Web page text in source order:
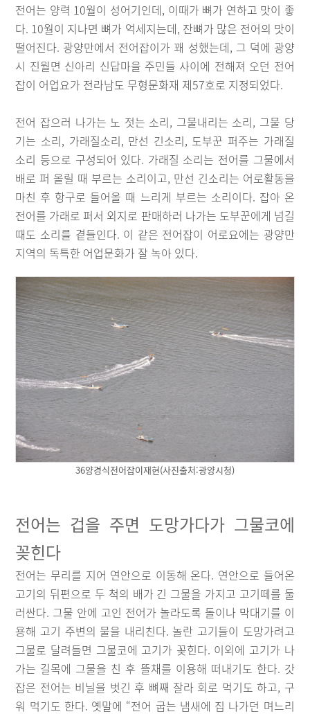
전어는 양력 10월이 성어기인데, 이때가 뼈가 연하고 맛이 좋
다. 10월이 지나면 뼈가 억세지는데, 잔뼈가 많은 전어의 맛이
떨어진다. 광양만에서 전어잡이가 꽤 성했는데, 그 덕에 광양
시 진월면 신아리 신답마을 주민들 사이에 전해져 오던 전어
잡이 어업요가 전라남도 무형문화재 제57호로 지정되었다.
전어 잡으러 나가는 노 젓는 소리, 그물내리는 소리, 그물 당
기는 소리, 가래질소리, 만선 긴소리, 도부꾼 퍼주는 가래질
소리 등으로 구성되어 있다. 가래질 소리는 전어를 그물에서
배로 퍼 올릴 때 부르는 소리이고, 만선 긴소리는 어로활동을
마친 후 항구로 들어올 때 느리게 부르는 소리이다. 잡아 온
전어를 가래로 퍼서 외지로 판매하러 나가는 도부꾼에게 넘길
때도 소리를 곁들인다. 이 같은 전어잡이 어로요에는 광양만
지역의 독특한 어업문화가 잘 녹아 있다.
36양경식전어잡이재현(사진출처:광양시청)
전어는 겁을 주면 도망가다가 그물코에
꽂힌다
전어는 무리를 지어 연안으로 이동해 온다. 연안으로 들어온
고기의 뒤편으로 두 척의 배가 긴 그물을 가지고 고기떼를 둘
러싼다. 그물 안에 고인 전어가 놀라도록 돌이나 막대기를 이
용해 고기 주변의 물을 내리친다. 놀란 고기들이 도망가려고
그물로 달려들면 그물코에 고기가 꽂힌다. 이외에 고기가 나
가는 길목에 그물을 친 후 뜰채를 이용해 떠내기도 한다. 갓
잡은 전어는 비닐을 벗긴 후 뼈째 잘라 회로 먹기도 하고, 구
워 먹기도 한다. 옛말에 “전어 굽는 냄새에 집 나가던 며느리